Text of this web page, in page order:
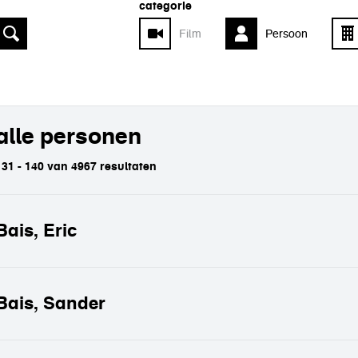
categorie
Film
Persoon
personen
- 140 van 4967 resultaten
Eric
Sander